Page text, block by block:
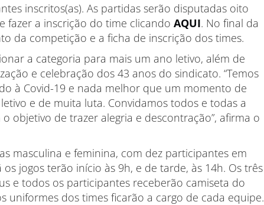
inscritos(as). As partidas serão disputadas oito
fazer a inscrição do time clicando AQUI. No final da
da competição e a ficha de inscrição dos times.
a categoria para mais um ano letivo, além de
e celebração dos 43 anos do sindicato. “Temos
à Covid-19 e nada melhor que um momento de
e de muita luta. Convidamos todos e todas a
objetivo de trazer alegria e descontração”, afirma o
masculina e feminina, com dez participantes em
jogos terão início às 9h, e de tarde, às 14h. Os três
e todos os participantes receberão camiseta do
uniformes dos times ficarão a cargo de cada equipe.